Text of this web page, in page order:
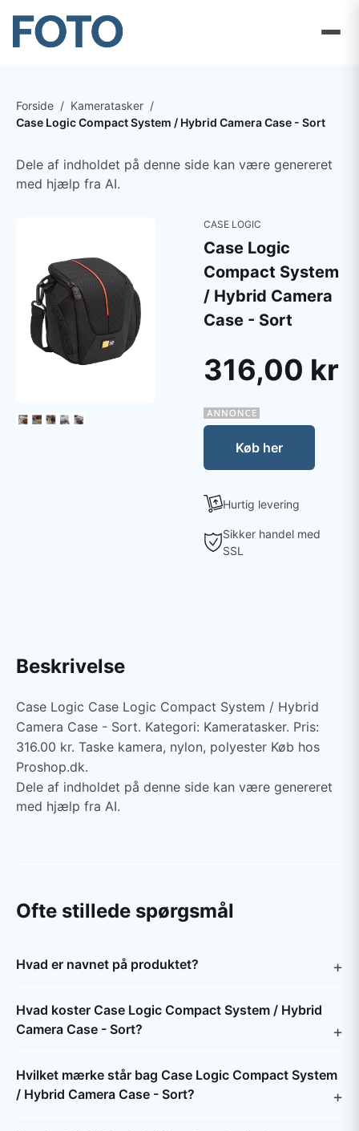
Forside / Kameratasker /
Case Logic Compact System / Hybrid Camera Case - Sort
Dele af indholdet på denne side kan være genereret
med hjælp fra AI.
CASE LOGIC
Case Logic
Compact System
/ Hybrid Camera
Case - Sort
316,00 kr
Køb her
Hurtig levering
Sikker handel med
SSL
Beskrivelse
Case Logic Case Logic Compact System / Hybrid
Camera Case - Sort. Kategori: Kameratasker. Pris:
316.00 kr. Taske kamera, nylon, polyester Køb hos
Proshop.dk.
Dele af indholdet på denne side kan være genereret
med hjælp fra AI.
Ofte stillede spørgsmål
Hvad er navnet på produktet?
Hvad koster Case Logic Compact System / Hybrid
Camera Case - Sort?
Hvilket mærke står bag Case Logic Compact System
/ Hybrid Camera Case - Sort?